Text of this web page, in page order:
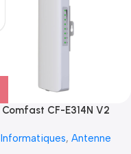
Comfast CF-E314N V2
Informatiques, Antenne